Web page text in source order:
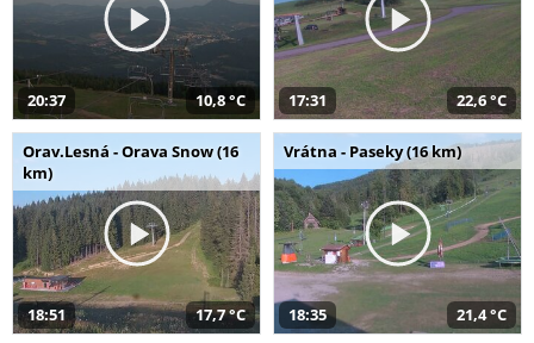
20:37 10,8 °C 17:31 22,6 °C
Orav.Lesná - Orava Snow (16
km)
18:51 17,7 °C
Vrátna - Paseky (16 km)
18:35 21,4 °C